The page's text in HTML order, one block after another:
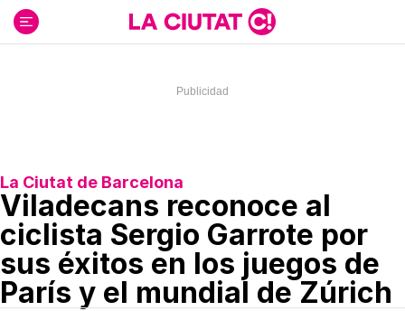
contenido
La Ciutat de Barcelona
Viladecans reconoce al
ciclista Sergio Garrote por
sus éxitos en los juegos de
París y el mundial de Zúrich